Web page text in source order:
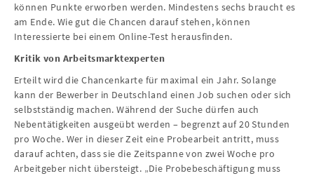
können Punkte erworben werden. Mindestens sechs braucht es
am Ende. Wie gut die Chancen darauf stehen, können
Interessierte bei einem Online-Test herausfinden.
Kritik von Arbeitsmarktexperten
Erteilt wird die Chancenkarte für maximal ein Jahr. Solange
kann der Bewerber in Deutschland einen Job suchen oder sich
selbstständig machen. Während der Suche dürfen auch
Nebentätigkeiten ausgeübt werden – begrenzt auf 20 Stunden
pro Woche. Wer in dieser Zeit eine Probearbeit antritt, muss
darauf achten, dass sie die Zeitspanne von zwei Woche pro
Arbeitgeber nicht übersteigt. „Die Probebeschäftigung muss